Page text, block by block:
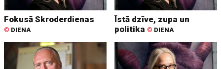
Fokusā Skroderdienas
© DIENA
Īstā dzīve, zupa un
politika © DIENA